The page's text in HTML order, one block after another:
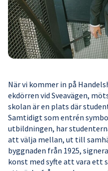
När vi kommer in på
ekdörren vid Sveavägen,
skolan är en plats där
Samtidigt som entrén
utbildningen, har
att välja mellan, ut till
byggnaden från 1925,
konst med syfte att vara